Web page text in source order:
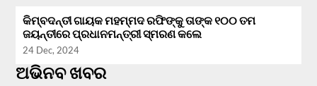
କିମ୍ବଦନ୍ତୀ ଗାୟକ ମହମ୍ମଦ ରଫିଙ୍କୁ ତାଙ୍କ ୧୦୦ ତମ
ଜୟନ୍ତୀରେ ପ୍ରଧାନମନ୍ତ୍ରୀ ସ୍ମରଣ କଲେ
24 Dec, 2024
ଅଭିନବ ଖବର